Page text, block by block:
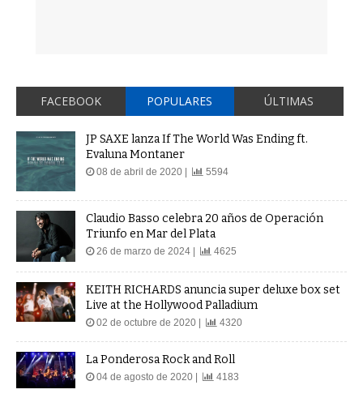
FACEBOOK POPULARES ÚLTIMAS
JP SAXE lanza If The World Was Ending ft.
Evaluna Montaner
08 de abril de 2020 | 5594
Claudio Basso celebra 20 años de Operación
Triunfo en Mar del Plata
26 de marzo de 2024 | 4625
KEITH RICHARDS anuncia super deluxe box set
Live at the Hollywood Palladium
02 de octubre de 2020 | 4320
La Ponderosa Rock and Roll
04 de agosto de 2020 | 4183